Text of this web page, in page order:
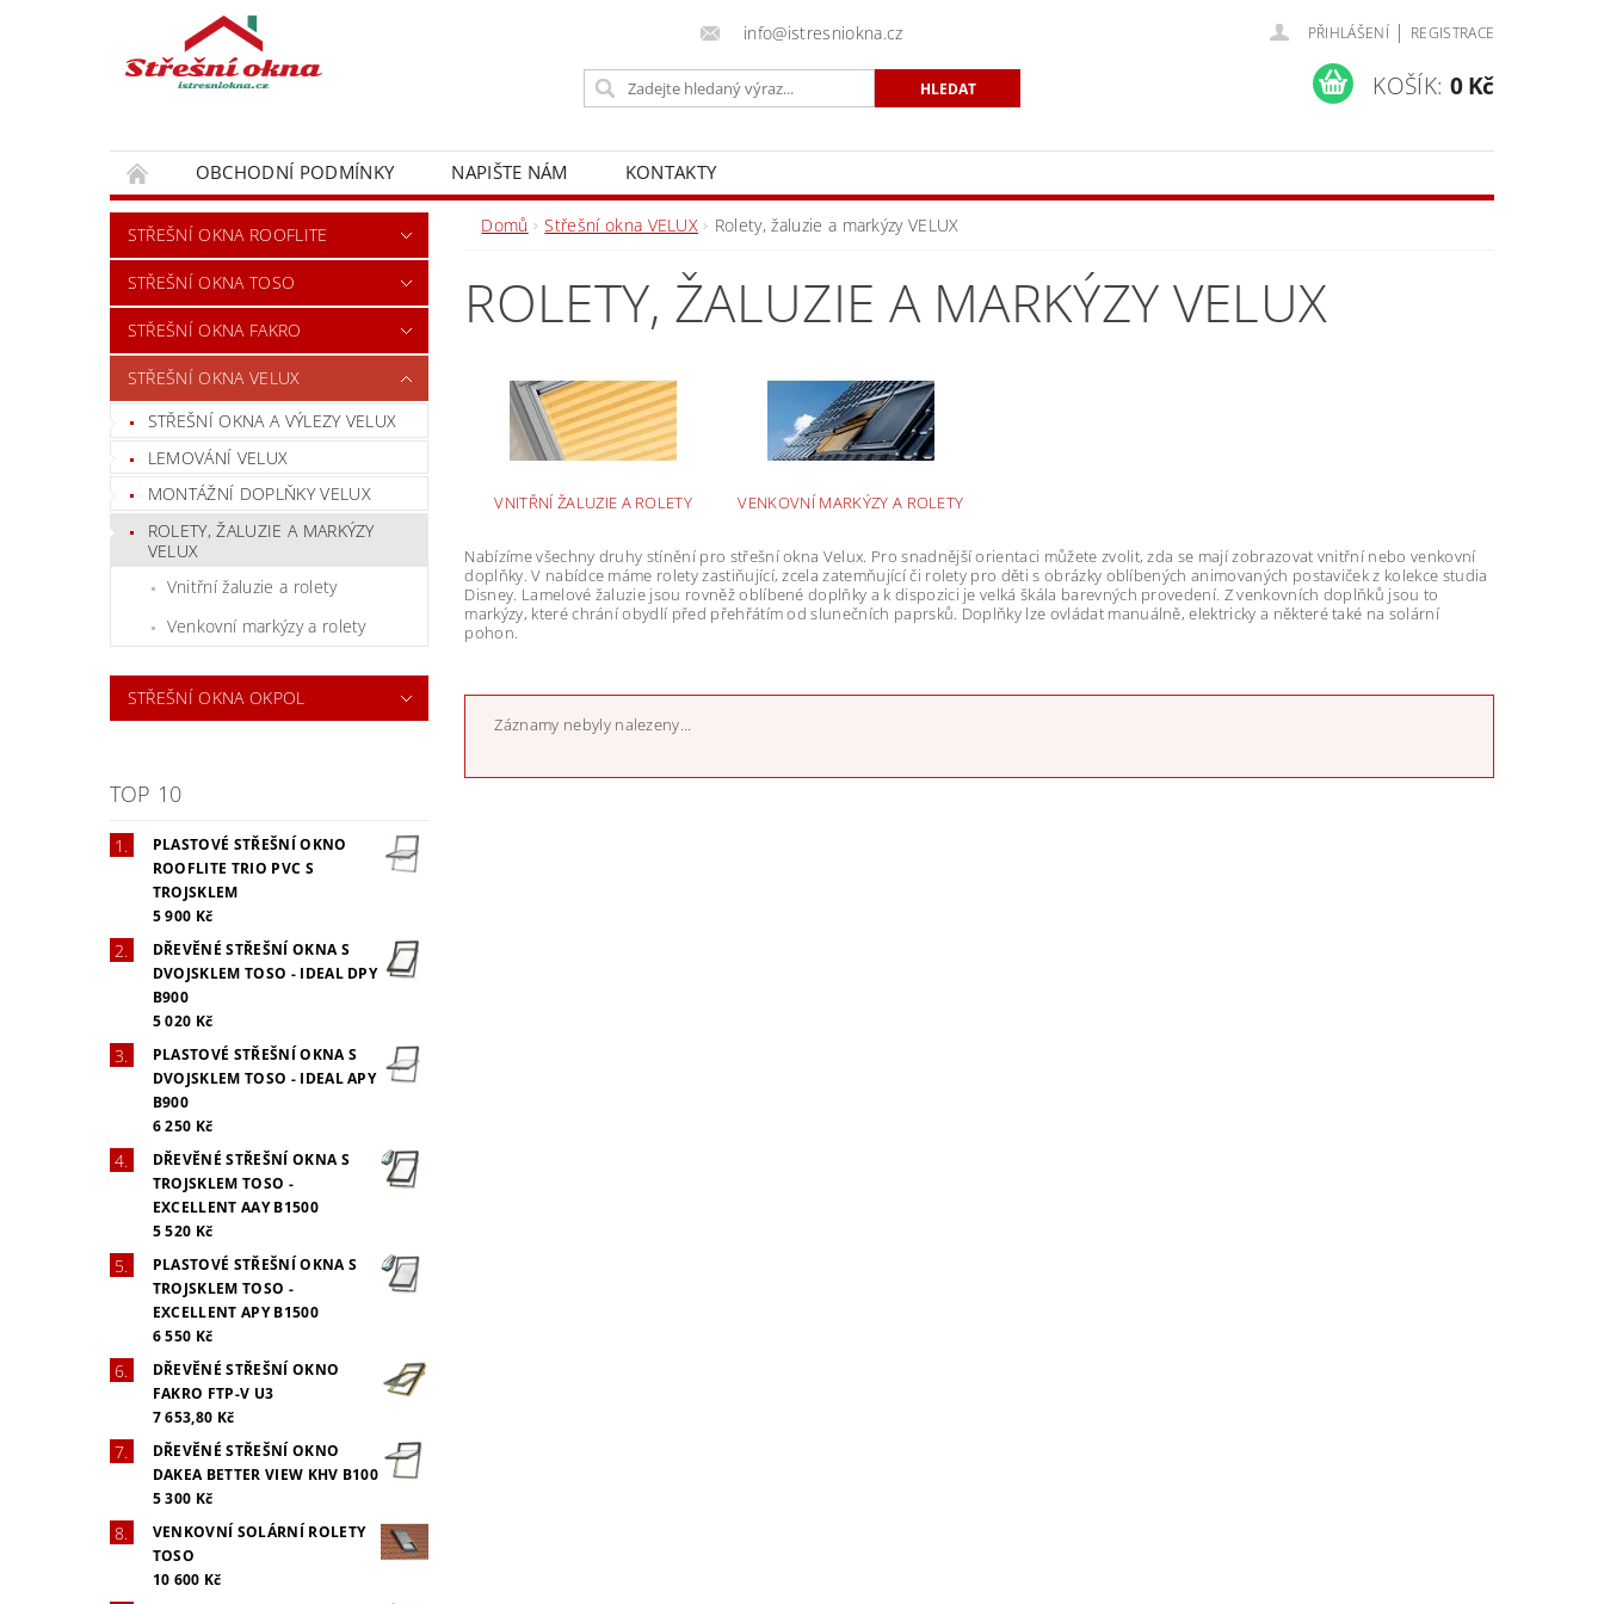
info@istresniokna.cz PŘIHLÁŠENÍ | REGISTRACE
KOŠÍK: 0 Kč
OBCHODNÍ PODMÍNKY NAPIŠTE NÁM KONTAKTY
STŘEŠNÍ OKNA ROOFLITE
STŘEŠNÍ OKNA TOSO
STŘEŠNÍ OKNA FAKRO
STŘEŠNÍ OKNA VELUX
STŘEŠNÍ OKNA A VÝLEZY VELUX
LEMOVÁNÍ VELUX
MONTÁŽNÍ DOPLŇKY VELUX
ROLETY, ŽALUZIE A MARKÝZY
VELUX
Vnitřní žaluzie a rolety
Venkovní markýzy a rolety
STŘEŠNÍ OKNA OKPOL
TOP 10
PLASTOVÉ STŘEŠNÍ OKNO
ROOFLITE TRIO PVC S
TROJSKLEM
5 900 Kč
DŘEVĚNÉ STŘEŠNÍ OKNA S
DVOJSKLEM TOSO - IDEAL DPY
B900
5 020 Kč
PLASTOVÉ STŘEŠNÍ OKNA S
DVOJSKLEM TOSO - IDEAL APY
B900
6 250 Kč
DŘEVĚNÉ STŘEŠNÍ OKNA S
TROJSKLEM TOSO -
EXCELLENT AAY B1500
5 520 Kč
PLASTOVÉ STŘEŠNÍ OKNA S
TROJSKLEM TOSO -
EXCELLENT APY B1500
6 550 Kč
DŘEVĚNÉ STŘEŠNÍ OKNO
FAKRO FTP-V U3
7 653,80 Kč
DŘEVĚNÉ STŘEŠNÍ OKNO
DAKEA BETTER VIEW KHV B100
5 300 Kč
VENKOVNÍ SOLÁRNÍ ROLETY
TOSO
10 600 Kč
Domů Střešní okna VELUX Rolety, žaluzie a markýzy VELUX
ROLETY, ŽALUZIE A MARKÝZY VELUX
VNITŘNÍ ŽALUZIE A ROLETY VENKOVNÍ MARKÝZY A ROLETY
Nabízíme všechny druhy stínění pro střešní okna Velux. Pro snadnější orientaci můžete zvolit, zda se mají zobrazovat vnitřní nebo venkovní
doplňky. V nabídce máme rolety zastiňující, zcela zatemňující či rolety pro děti s obrázky oblíbených animovaných postaviček z kolekce studia
Disney. Lamelové žaluzie jsou rovněž oblíbené doplňky a k dispozici je velká škála barevných provedení. Z venkovních doplňků jsou to
markýzy, které chrání obydlí před přehřátím od slunečních paprsků. Doplňky lze ovládat manuálně, elektricky a některé také na solární
pohon.
Záznamy nebyly nalezeny...